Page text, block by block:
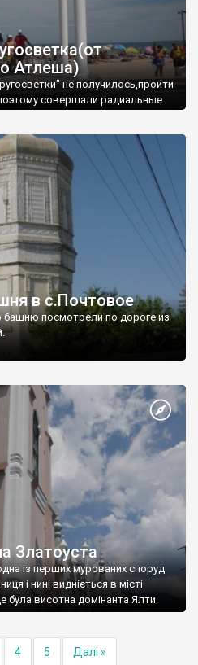
Атлеша)
не получилось,пройти
совершали радиальные
в с.Почтовое
посмотрели по дороге из
Златоуста
із перших мурованих споруд
і нині видніється в місті
була висотна домінанта Ялти.
4 5 Далі »